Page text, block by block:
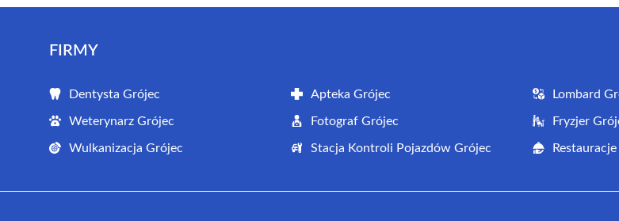
FIRMY
Dentysta Grójec Apteka Grójec Lombard
Weterynarz Grójec Fotograf Grójec Fryzjer
Wulkanizacja Grójec Stacja Kontroli Pojazdów Grójec